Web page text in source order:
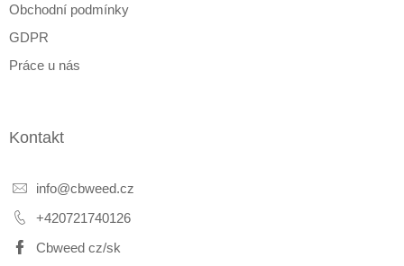
Obchodní podmínky
GDPR
Práce u nás
Kontakt
info@cbweed.cz
+420721740126
Cbweed cz/sk